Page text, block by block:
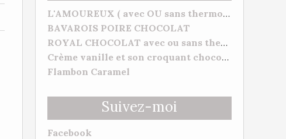
L'AMOUREUX ( avec OU sans thermomix) VANILLE FRAMBOISES
BAVAROIS POIRE CHOCOLAT
ROYAL CHOCOLAT avec ou sans thermomix
Crème vanille et son croquant chocolat
Flambon Caramel
Suivez-moi
Facebook